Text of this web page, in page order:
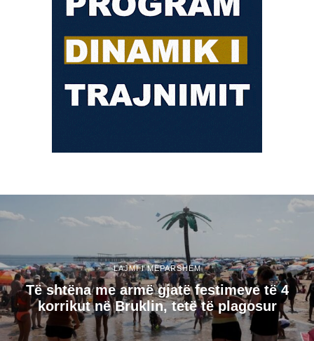
LAJMI I MËPARSHËM
Të shtëna me armë gjatë festimeve të 4
korrikut në Bruklin, tetë të plagosur